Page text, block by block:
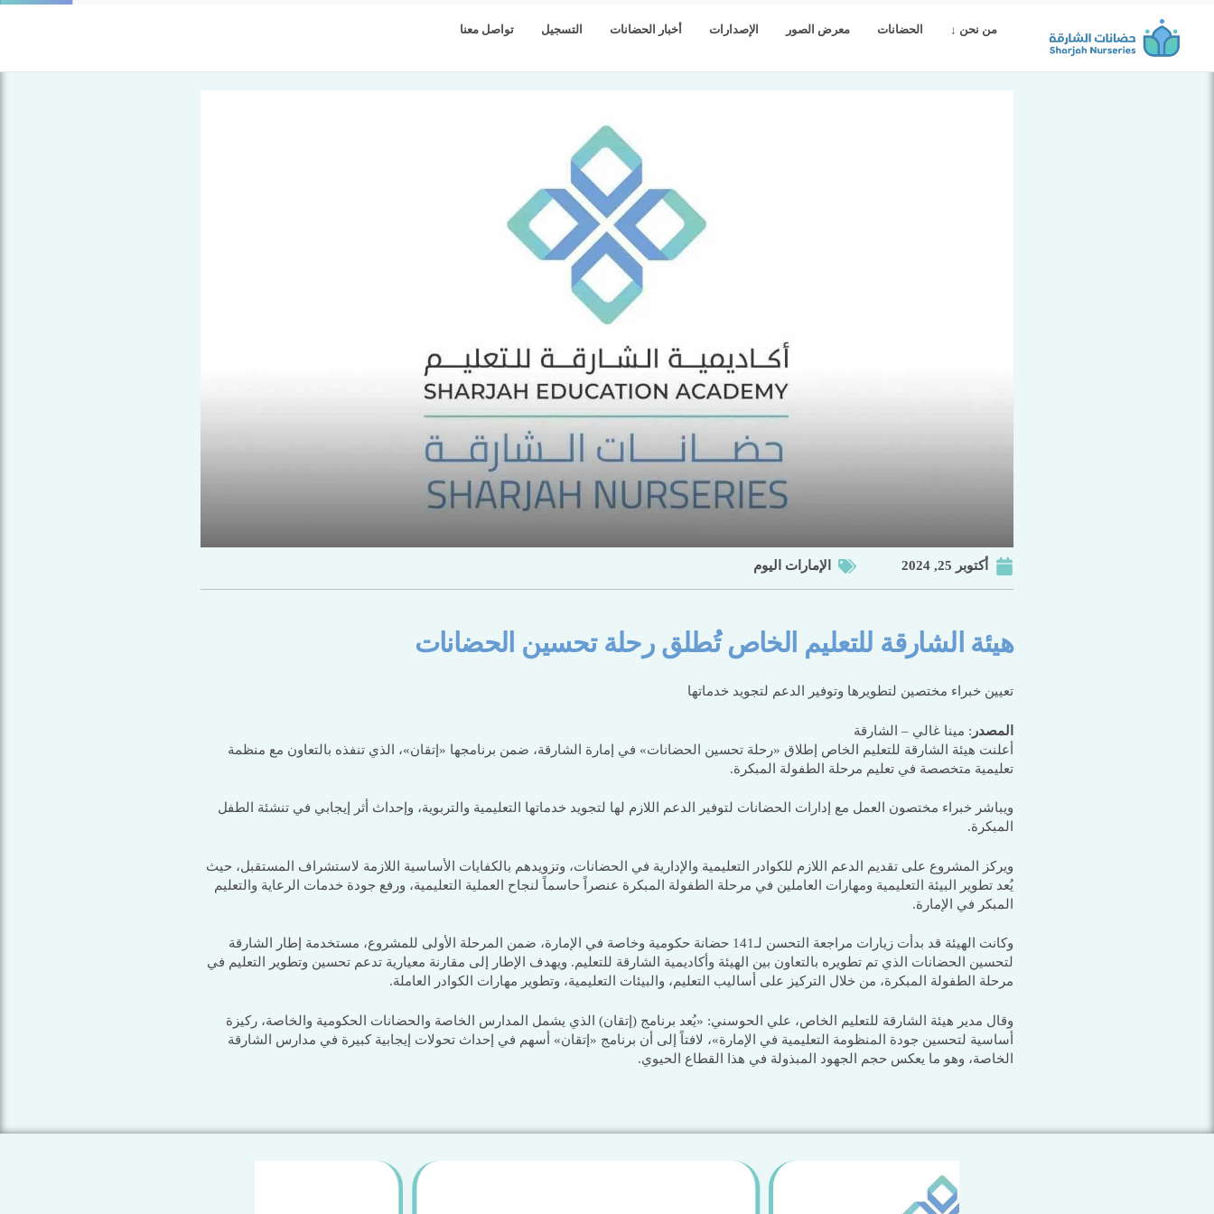
من نحن ↓ الحضانات معرض الصور الإصدارات أخبار الحضانات التسجيل تواصل معنا
أكتوبر 25, 2024 الإمارات اليوم
هيئة الشارقة للتعليم الخاص تُطلق رحلة تحسين الحضانات
تعيين خبراء مختصين لتطويرها وتوفير الدعم لتجويد خدماتها
المصدر : مينا غالي – الشارقة
أعلنت هيئة الشارقة للتعليم الخاص إطلاق «رحلة تحسين الحضانات» في إمارة الشارقة، ضمن برنامجها «إتقان»، الذي تنفذه بالتعاون مع منظمة
تعليمية متخصصة في تعليم مرحلة الطفولة المبكرة.
ويباشر خبراء مختصون العمل مع إدارات الحضانات لتوفير الدعم اللازم لها لتجويد خدماتها التعليمية والتربوية، وإحداث أثر إيجابي في تنشئة الطفل
المبكرة.
ويركز المشروع على تقديم الدعم اللازم للكوادر التعليمية والإدارية في الحضانات، وتزويدهم بالكفايات الأساسية اللازمة لاستشراف المستقبل، حيث
يُعد تطوير البيئة التعليمية ومهارات العاملين في مرحلة الطفولة المبكرة عنصراً حاسماً لنجاح العملية التعليمية، ورفع جودة خدمات الرعاية والتعليم
المبكر في الإمارة.
وكانت الهيئة قد بدأت زيارات مراجعة التحسن لـ141 حضانة حكومية وخاصة في الإمارة، ضمن المرحلة الأولى للمشروع، مستخدمة إطار الشارقة
لتحسين الحضانات الذي تم تطويره بالتعاون بين الهيئة وأكاديمية الشارقة للتعليم. ويهدف الإطار إلى مقارنة معيارية تدعم تحسين وتطوير التعليم في
مرحلة الطفولة المبكرة، من خلال التركيز على أساليب التعليم، والبيئات التعليمية، وتطوير مهارات الكوادر العاملة.
وقال مدير هيئة الشارقة للتعليم الخاص، علي الحوسني: «يُعد برنامج (إتقان) الذي يشمل المدارس الخاصة والحضانات الحكومية والخاصة، ركيزة
أساسية لتحسين جودة المنظومة التعليمية في الإمارة»، لافتاً إلى أن برنامج «إتقان» أسهم في إحداث تحولات إيجابية كبيرة في مدارس الشارقة
الخاصة، وهو ما يعكس حجم الجهود المبذولة في هذا القطاع الحيوي.